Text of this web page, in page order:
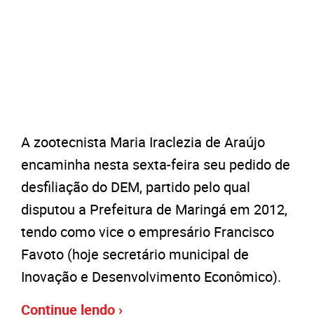
A zootecnista Maria Iraclezia de Araújo
encaminha nesta sexta-feira seu pedido de
desfiliação do DEM, partido pelo qual
disputou a Prefeitura de Maringá em 2012,
tendo como vice o empresário Francisco
Favoto (hoje secretário municipal de
Inovação e Desenvolvimento Econômico).
Continue lendo ›